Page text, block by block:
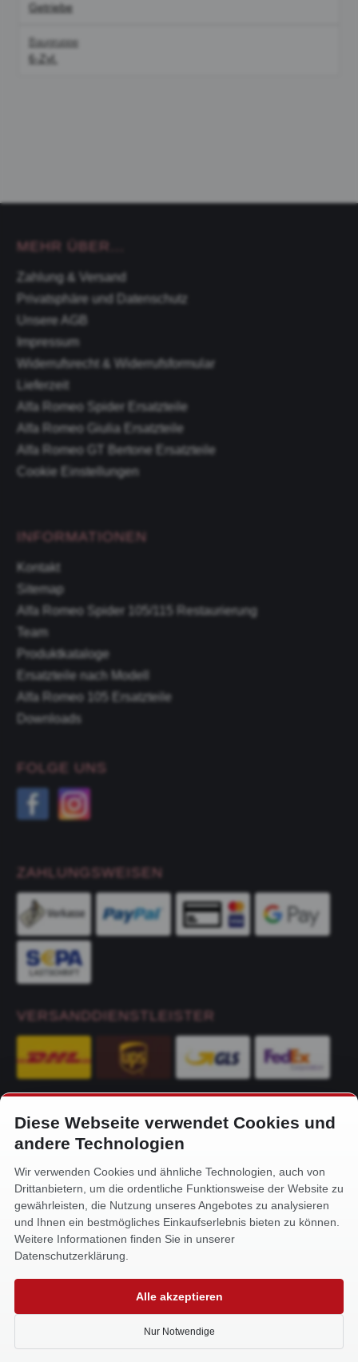
Getriebe
Baugruppe
6-Zyl.
MEHR ÜBER...
Zahlung & Versand
Privatsphäre und Datenschutz
Unsere AGB
Impressum
Widerrufsrecht & Widerrufsformular
Lieferzeit
Alfa Romeo Spider Ersatzteile
Alfa Romeo Giulia Ersatzteile
Alfa Romeo GT Bertone Ersatzteile
Cookie Einstellungen
INFORMATIONEN
Kontakt
Sitemap
Alfa Romeo Spider 105/115 Restaurierung
Team
Produktkataloge
Ersatzteile nach Modell
Alfa Romeo 105 Ersatzteile
Downloads
FOLGE UNS
ZAHLUNGSWEISEN
VERSANDDIENSTLEISTER
KONTAKT
Alfa-Service Hurtienne GmbH
Siemensstr. 32
59199 Bönen
+49 (0) 2383 93640
info@alfa-service.com
Whatsapp (no voice calls):
Diese Webseite verwendet Cookies und
andere Technologien
Wir verwenden Cookies und ähnliche Technologien, auch von
Drittanbietern, um die ordentliche Funktionsweise der Website zu
gewährleisten, die Nutzung unseres Angebotes zu analysieren
und Ihnen ein bestmögliches Einkaufserlebnis bieten zu können.
Weitere Informationen finden Sie in unserer
Datenschutzerklärung.
Alle akzeptieren
Nur Notwendige